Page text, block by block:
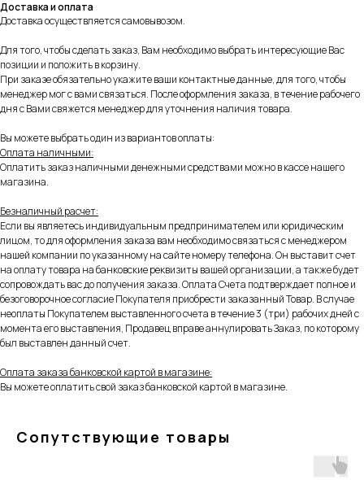
Доставка и оплата
Доставка осуществляется самовывозом.
Для того, чтобы сделать заказ, Вам необходимо выбрать интересующие Вас
позиции и положить в корзину.
При заказе обязательно укажите ваши контактные данные, для того, чтобы
менеджер мог с вами связаться. После оформления заказа, в течение рабочего
дня с Вами свяжется менеджер для уточнения наличия товара.
Вы можете выбрать один из вариантов оплаты:
Оплата наличными:
Оплатить заказ наличными денежными средствами можно в кассе нашего
магазина.
Безналичный расчет:
Если вы являетесь индивидуальным предпринимателем или юридическим
лицом, то для оформления заказа вам необходимо связаться с менеджером
нашей компании по указанному на сайте номеру телефона. Он выставит счет
на оплату товара на банковские реквизиты вашей организации, а также будет
сопровождать вас до получения заказа. Оплата Счета подтверждает полное и
безоговорочное согласие Покупателя приобрести заказанный Товар. В случае
неоплаты Покупателем выставленного счета в течение 3 (три) рабочих дней с
момента его выставления, Продавец вправе аннулировать Заказ, по которому
был выставлен данный счет.
Оплата заказа банковской картой в магазине:
Вы можете оплатить свой заказ банковской картой в магазине.
Сопутствующие товары